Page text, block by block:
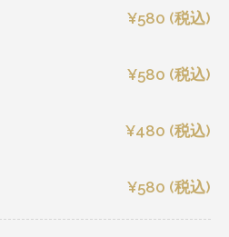
¥580 (税込)
¥580 (税込)
¥480 (税込)
¥580 (税込)